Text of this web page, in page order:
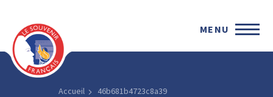
MENU
Accueil 46b681b4723c8a39